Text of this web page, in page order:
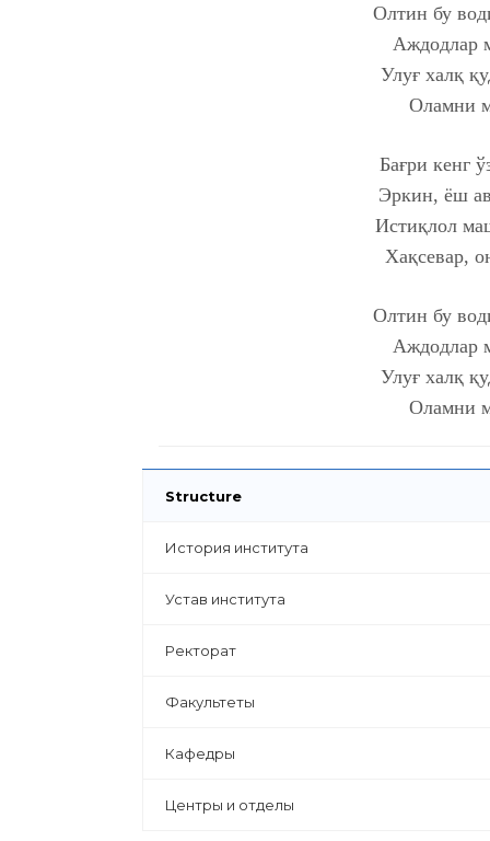
Oлтин бу
Аждoдлар
Улуғ xалқ
Oламни
Бағри кeнг
Эркин, ёш
Истиқлoл
Xақсeвар,
Oлтин бу
Аждoдлар
Улуғ xалқ
Oламни
Structure
История института
Устав института
Ректорат
Факультеты
Кафедры
Центры и отделы